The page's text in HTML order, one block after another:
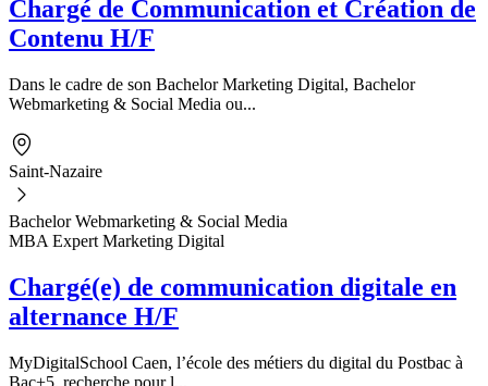
Chargé de Communication et Création de
Contenu H/F
Dans le cadre de son Bachelor Marketing Digital, Bachelor
Webmarketing & Social Media ou...
Saint-Nazaire
Bachelor Webmarketing & Social Media
MBA Expert Marketing Digital
Chargé(e) de communication digitale en
alternance H/F
MyDigitalSchool Caen, l’école des métiers du digital du Postbac à
Bac+5, recherche pour l...